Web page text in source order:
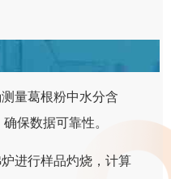
量葛根粉中水分含
保数据可靠性。
进行样品灼烧，计算